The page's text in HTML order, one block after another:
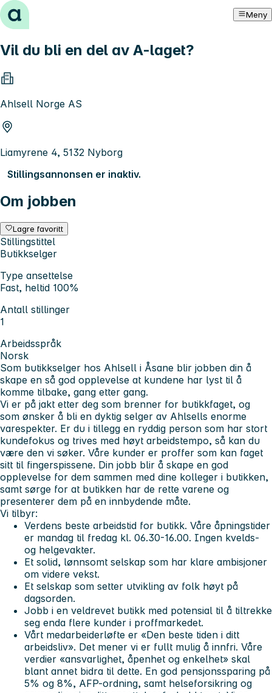
Hopp til innhold Meny
Vil du bli en del av A-laget?
Ahlsell Norge AS
Liamyrene 4, 5132 Nyborg
Stillingsannonsen er inaktiv.
Om jobben
Lagre favoritt
Stillingstittel
Butikkselger
Type ansettelse
Fast, heltid 100%
Antall stillinger
1
Arbeidsspråk
Norsk
Som butikkselger hos Ahlsell i Åsane blir jobben din å
skape en så god opplevelse at kundene har lyst til å
komme tilbake, gang etter gang.
Vi er på jakt etter deg som brenner for butikkfaget, og
som ønsker å bli en dyktig selger av Ahlsells enorme
varespekter. Er du i tillegg en ryddig person som har stort
kundefokus og trives med høyt arbeidstempo, så kan du
være den vi søker. Våre kunder er proffer som kan faget
sitt til fingerspissene. Din jobb blir å skape en god
opplevelse for dem sammen med dine kolleger i butikken,
samt sørge for at butikken har de rette varene og
presenterer dem på en innbydende måte.
Vi tilbyr:
Verdens beste arbeidstid for butikk. Våre åpningstider
er mandag til fredag kl. 06.30-16.00. Ingen kvelds-
og helgevakter.
Et solid, lønnsomt selskap som har klare ambisjoner
om videre vekst.
Et selskap som setter utvikling av folk høyt på
dagsorden.
Jobb i en veldrevet butikk med potensial til å tiltrekke
seg enda flere kunder i proffmarkedet.
Vårt medarbeiderløfte er «Den beste tiden i ditt
arbeidsliv». Det mener vi er fullt mulig å innfri. Våre
verdier «ansvarlighet, åpenhet og enkelhet» skal
blant annet bidra til dette. En god pensjonssparing på
5% og 8%, AFP-ordning, samt helseforsikring og